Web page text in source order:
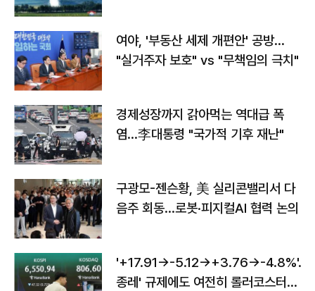
여야, '부동산 세제 개편안' 공방…
"실거주자 보호" vs "무책임의 극치"
경제성장까지 갉아먹는 역대급 폭
염…李대통령 "국가적 기후 재난"
구광모-젠슨황, 美 실리콘밸리서 다
음주 회동…로봇·피지컬AI 협력 논의
'+17.91→-5.12→+3.76→-4.8%'…'
종레' 규제에도 여전히 롤러코스터